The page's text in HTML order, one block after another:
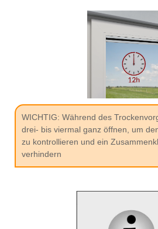
WICHTIG: Während des
drei- bis viermal ganz öffnen, um
zu kontrollieren und ein
verhindern